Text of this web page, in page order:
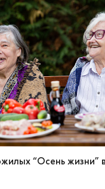
“Осень жизни”